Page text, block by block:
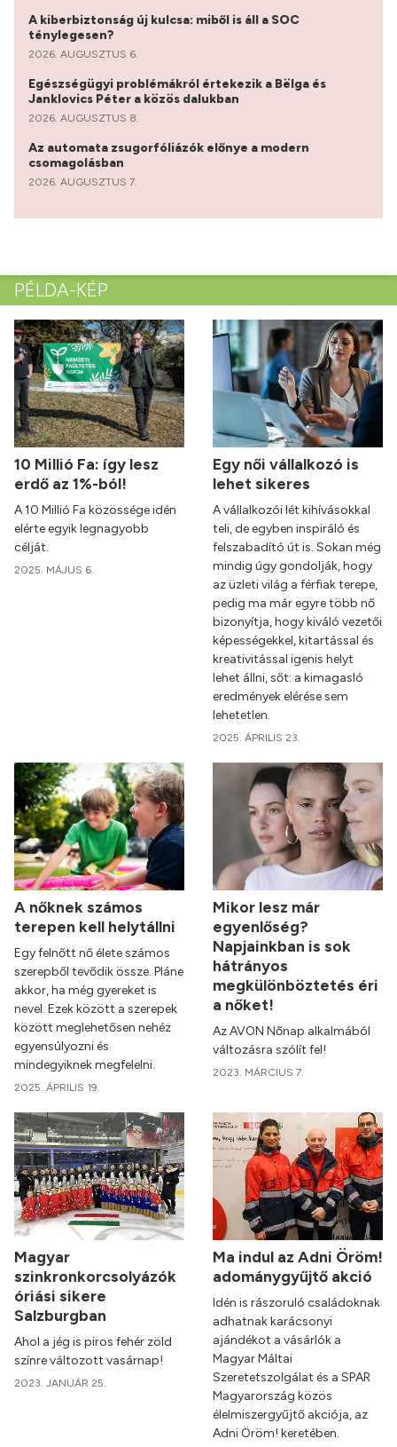
A kiberbiztonság új kulcsa: miből is áll a SOC
ténylegesen?
2026. AUGUSZTUS 6.
Egészségügyi problémákról értekezik a Bëlga és
Janklovics Péter a közös dalukban
2026. AUGUSZTUS 8.
Az automata zsugorfóliázók előnye a modern
csomagolásban
2026. AUGUSZTUS 7.
PÉLDA-KÉP
10 Millió Fa: így lesz
erdő az 1%-ból!
A 10 Millió Fa közössége idén
elérte egyik legnagyobb
célját.
2025. MÁJUS 6.
Egy női vállalkozó is
lehet sikeres
A vállalkozói lét kihívásokkal
teli, de egyben inspiráló és
felszabadító út is. Sokan még
mindig úgy gondolják, hogy
az üzleti világ a férfiak terepe,
pedig ma már egyre több nő
bizonyítja, hogy kiváló vezetői
képességekkel, kitartással és
kreativitással igenis helyt
lehet állni, sőt: a kimagasló
eredmények elérése sem
lehetetlen.
2025. ÁPRILIS 23.
A nőknek számos
terepen kell helytállni
Egy felnőtt nő élete számos
szerepből tevődik össze. Pláne
akkor, ha még gyereket is
nevel. Ezek között a szerepek
között meglehetősen nehéz
egyensúlyozni és
mindegyiknek megfelelni.
2025. ÁPRILIS 19.
Mikor lesz már
egyenlőség?
Napjainkban is sok
hátrányos
megkülönböztetés éri
a nőket!
Az AVON Nőnap alkalmából
változásra szólít fel!
2023. MÁRCIUS 7.
Magyar
szinkronkorcsolyázók
óriási sikere
Salzburgban
Ahol a jég is piros fehér zöld
színre változott vasárnap!
2023. JANUÁR 25.
Ma indul az Adni Öröm!
adománygyűjtő akció
Idén is rászoruló családoknak
adhatnak karácsonyi
ajándékot a vásárlók a
Magyar Máltai
Szeretetszolgálat és a SPAR
Magyarország közös
élelmiszergyűjtő akciója, az
Adni Öröm! keretében.